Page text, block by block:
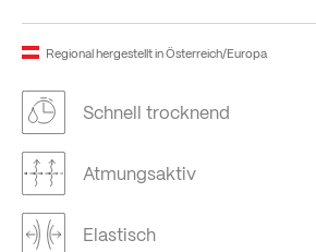
Regional hergestellt in Österreich/Europa
Schnell trocknend
Atmungsaktiv
Elastisch